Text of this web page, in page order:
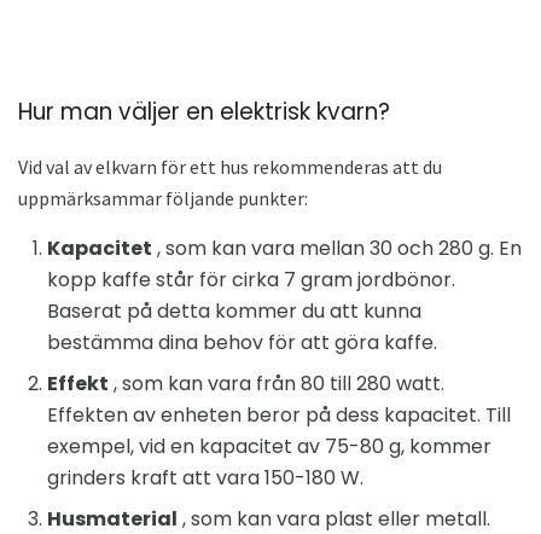
Hur man väljer en elektrisk kvarn?
Vid val av elkvarn för ett hus rekommenderas att du
uppmärksammar följande punkter:
Kapacitet , som kan vara mellan 30 och 280 g. En
kopp kaffe står för cirka 7 gram jordbönor.
Baserat på detta kommer du att kunna
bestämma dina behov för att göra kaffe.
Effekt , som kan vara från 80 till 280 watt.
Effekten av enheten beror på dess kapacitet. Till
exempel, vid en kapacitet av 75-80 g, kommer
grinders kraft att vara 150-180 W.
Husmaterial , som kan vara plast eller metall.